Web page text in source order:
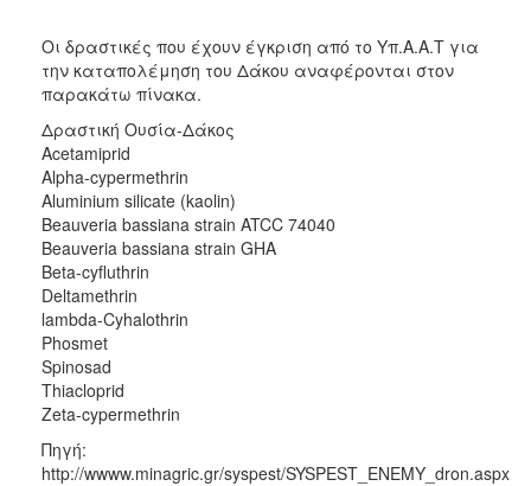
Οι δραστικές που έχουν έγκριση από το Υπ.Α.Α.Τ για
την καταπολέμηση του Δάκου αναφέρονται στον
παρακάτω πίνακα.
Δραστική Ουσία-Δάκος
Acetamiprid
Alpha-cypermethrin
Aluminium silicate (kaolin)
Beauveria bassiana strain ATCC 74040
Beauveria bassiana strain GHA
Beta-cyfluthrin
Deltamethrin
lambda-Cyhalothrin
Phosmet
Spinosad
Thiacloprid
Zeta-cypermethrin
Πηγή:
http://wwww.minagric.gr/syspest/SYSPEST_ENEMY_dron.aspx